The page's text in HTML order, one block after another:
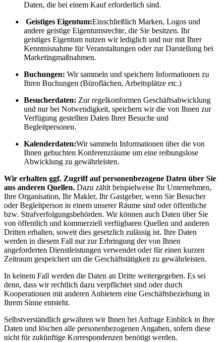
Daten, die bei einem Kauf erforderlich sind.
Geistiges Eigentum:Einschließlich Marken, Logos und
andere geistige Eigentumsrechte, die Sie besitzen. Ihr
geistiges Eigentum nutzen wir lediglich und nur mit Ihrer
Kenntnisnahme für Veranstaltungen oder zur Darstellung bei
Marketingmaßnahmen.
Buchungen: Wir sammeln und speichern Informationen zu
Ihren Buchungen (Büroflächen, Arbeitsplätze etc.)
Besucherdaten: Zur regelkonformen Geschäftsabwicklung
und nur bei Notwendigkeit, speichern wir die von Ihnen zur
Verfügung gestellten Daten Ihrer Besuche und
Begleitpersonen.
Kalenderdaten:Wir sammeln Informationen über die von
Ihnen gebuchten Konferenzräume um eine reibungslose
Abwicklung zu gewährleisten.
Wir erhalten ggf. Zugriff auf personenbezogene Daten über Sie
aus anderen Quellen. Dazu zählt beispielweise Ihr Unternehmen,
Ihre Organisation, Ihr Makler, Ihr Gastgeber, wenn Sie Besucher
oder Begleitperson in einem unserer Räume sind oder öffentliche
bzw. Strafverfolgungsbehörden. Wir können auch Daten über Sie
von öffentlich und kommerziell verfügbaren Quellen und anderen
Dritten erhalten, soweit dies gesetzlich zulässig ist. Ihre Daten
werden in diesem Fall nur zur Erbringung der von Ihnen
angeforderten Dienstleistungen verwendet oder für einen kurzen
Zeitraum gespeichert um die Geschäftstätigkeit zu gewährleisten.
In keinem Fall werden die Daten an Dritte weitergegeben. Es sei
denn, dass wir rechtlich dazu verpflichtet sind oder durch
Kooperationen mit anderen Anbietern eine Geschäftsbeziehung in
Ihrem Sinne entsteht.
Selbstverständlich gewähren wir Ihnen bei Anfrage Einblick in Ihre
Daten und löschen alle personenbezogenen Angaben, sofern diese
nicht für zukünftige Korrespondenzen benötigt werden.